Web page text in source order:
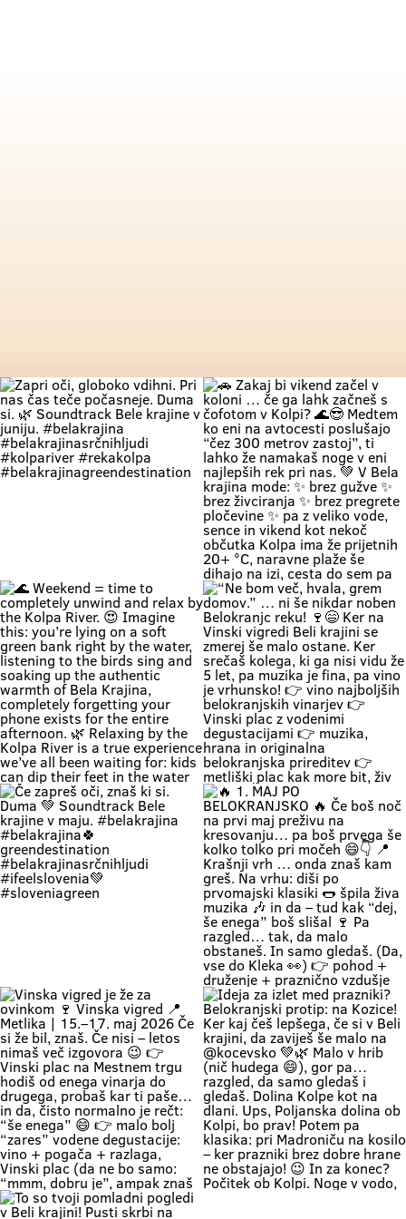
Zapri oči, globoko vdihni. Pri nas
čas teče počasneje. Duma si. 🌿
Soundtrack Bele krajine v juniju.
#belakrajina
#belakrajinasrčnihljudi
#kolpariver #rekakolpa
#belakrajinagreendestination
🚗 Zakaj bi vikend začel v koloni …
če ga lahk začneš s čofotom v
Kolpi? 🌊😎 Medtem ko eni na
avtocesti poslušajo “čez 300
metrov zastoj”, ti lahko že
namakaš noge v eni najlepših rek
pri nas. 💚 V Bela krajina mode: ✨
brez gužve ✨ brez živciranja ✨
brez pregrete pločevine ✨ pa z
veliko vode, sence in vikend kot
nekoč občutka Kolpa ima že
prijetnih 20+ °C, naravne plaže še
dihajo na izi, cesta do sem pa ni
stres test za živce. 😌 💡 Vikend
plan: kopalke ✔️ brisača ✔️ hladna
pijača ✔️ DARS drama ❌ 📍 Bela
krajina kliče. Pa ne po troblji. 😏
#BelaKrajina #Kolpa
#SloveniaOutdoor #FeelSlovenia
#Poletje Roadtrip Narava Kopanje
WeekendMood HiddenGem
SloveniaGreen
🌊 Weekend = time to completely
unwind and relax by the Kolpa
River. 😍 Imagine this: you’re lying
on a soft green bank right by the
water, listening to the birds sing
and soaking up the authentic
warmth of Bela Krajina, completely
forgetting your phone exists for
the entire afternoon. 🌿 Relaxing
by the Kolpa River is a true
Weather: a hot weekend is on the
way 👉 Time: warm May days (the
perfect time for your first
encounter with nature) 👉 Nature
+ a lounge chair in the shade +
your favorite people = a
combination that has never
disappointed Come see us. You
know where we are—the place
where time actually slows down
and your batteries recharge all on
their own. 💚
“Ne bom več, hvala, grem domov.”
… ni še nikdar noben Belokranjc
reku! 🍷😄 Ker na Vinski vigredi
Beli krajini se zmerej še malo
ostane. Ker srečaš kolega, ki ga
nisi vidu že 5 let, pa muzika je fina,
pa vino je vrhunsko! 👉 vino
najboljših belokranjskih vinarjev
👉 Vinski plac z vodenimi
degustacijami 👉 muzika, hrana in
originalna belokranjska prireditev
👉 metliški plac kak more bit, živ
in poln Če hočeš doživet Belo
krajino takšno, kot je zares —
prideš na Vigred. Za en večer.
Ostaneš pa še malo dlje. 😌🍇 Se
vidimo v Metliki! 🎥 Zavod za
turizem, kulturo, šport in mladino
Metlika #belakrajina #vinskavigred
#belakrajinasrčnihljudi #metlika
Če zapreš oči, znaš ki si. Duma 💚
Soundtrack Bele krajine v maju.
#belakrajina #belakrajina🍀
greendestination
#belakrajinasrčnihljudi
#ifeelslovenia💚 #sloveniagreen
🔥 1. MAJ PO BELOKRANJSKO 🔥
Če boš noč na prvi maj preživu na
kresovanju… pa boš prvega še
kolko tolko pri močeh 😄👇 📍
Krašnji vrh … onda znaš kam greš.
Na vrhu: diši po prvomajski klasiki
🌭 špila živa muzika 🎶 in da – tud
kak “dej, še enega” boš slišal 🍷
Pa razgled… tak, da malo
obstaneš. In samo gledaš. (Da,
vse do Kleka 👀) 👉 pohod +
druženje + praznično vzdušje 👉
za družine, prijatelje, pa malo
rekreacije (če že mora bit 😄) 👉
začetek maja, kot se šika Pridi gor.
Če ne zaradi pohoda… pa zaradi
nas, Belokranjcev 🙌 Se vidimo!
Vinska vigred je že za ovinkom 🍷
Vinska vigred 📍 Metlika | 15.–17.